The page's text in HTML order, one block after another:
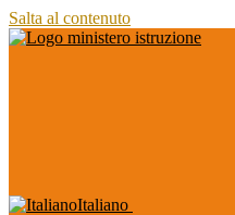
Salta al contenuto
Italiano